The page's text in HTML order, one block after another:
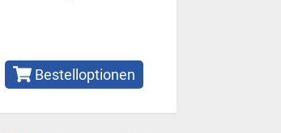
Bestelloptionen